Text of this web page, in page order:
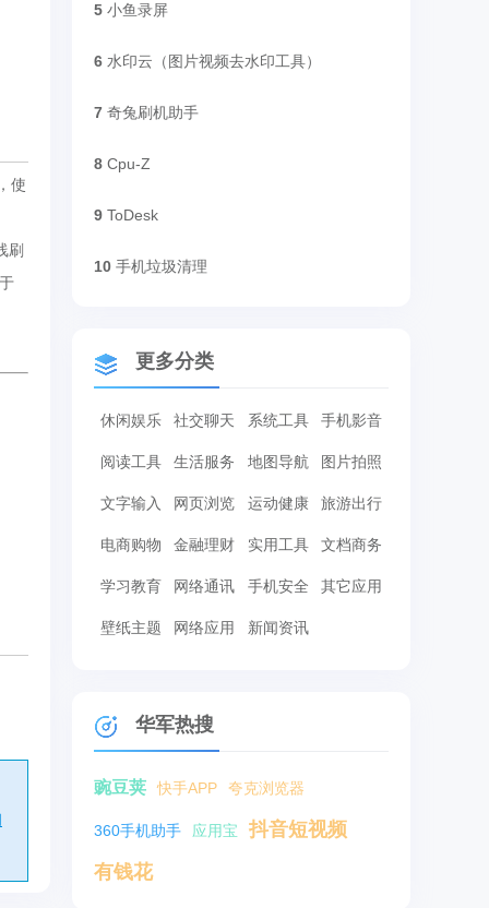
使
刷
5 小鱼录屏
6 水印云（图片视频去水印工具）
7 奇兔刷机助手
8 Cpu-Z
9 ToDesk
10 手机垃圾清理
更多分类
休闲娱乐 社交聊天 系统工具 手机影音
阅读工具 生活服务 地图导航 图片拍照
文字输入 网页浏览 运动健康 旅游出行
电商购物 金融理财 实用工具 文档商务
学习教育 网络通讯 手机安全 其它应用
壁纸主题 网络应用 新闻资讯
华军热搜
豌豆荚 快手APP 夸克浏览器
360手机助手 应用宝
抖音短视频
有钱花